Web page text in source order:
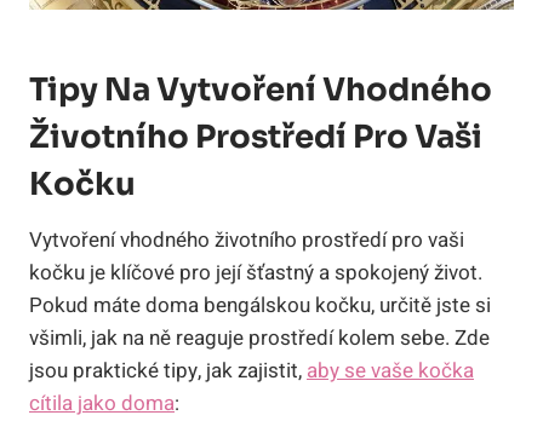
Tipy Na Vytvoření Vhodného
Životního Prostředí Pro Vaši
Kočku
Vytvoření vhodného životního prostředí pro vaši
kočku je klíčové pro její šťastný a spokojený život.
Pokud máte doma bengálskou kočku, určitě jste si
všimli, jak na ně reaguje prostředí kolem sebe. Zde
jsou praktické tipy, jak zajistit,aby se vaše kočka
cítila jako doma: